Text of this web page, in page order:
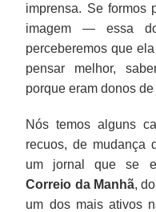
imprensa. Se formos
imagem — essa
perceberemos que
pensar melhor,
porque eram donos
Nós temos alguns
recuos, de mudança
um jornal que se
Correio da Manhã, do
um dos mais ativos